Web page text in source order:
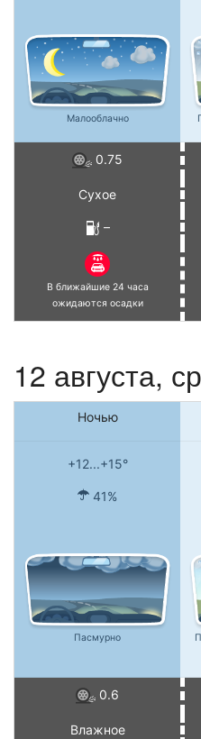
Малооблачно
0.75
Сухое
–
В ближайшие 24 часа
ожидаются осадки
12 августа,
Ночью
+12...+15°
41%
Пасмурно
0.6
Влажное